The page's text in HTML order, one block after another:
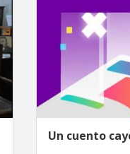
Un cuento